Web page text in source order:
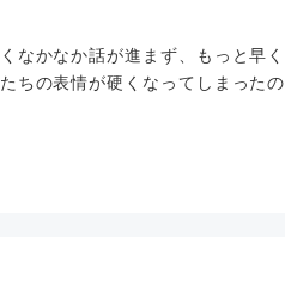
なかなか話が進まず、もっと早く
ちの表情が硬くなってしまったの